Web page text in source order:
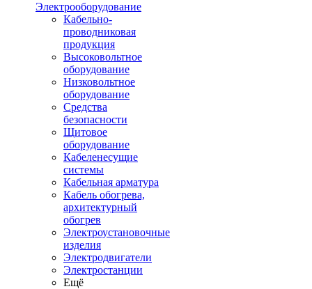
Электрооборудование
Кабельно-
проводниковая
продукция
Высоковольтное
оборудование
Низковольтное
оборудование
Средства
безопасности
Щитовое
оборудование
Кабеленесущие
системы
Кабельная арматура
Кабель обогрева,
архитектурный
обогрев
Электроустановочные
изделия
Электродвигатели
Электростанции
Ещё